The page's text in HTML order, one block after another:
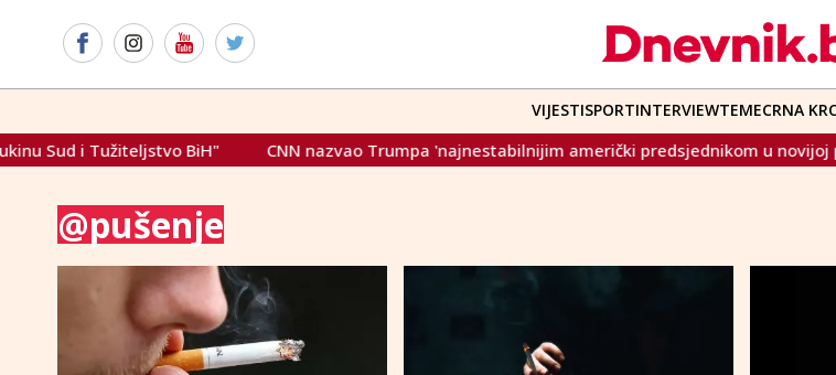
VIJESTISPORTINTERVIEWTEMECRNA
i Tužiteljstvo BiH" CNN nazvao Trumpa 'najnestabilnijim američki predsjednikom u novijoj
@pušenje